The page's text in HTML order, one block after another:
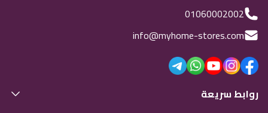
01060002002
info@myhome-stores.com
روابط سريعة